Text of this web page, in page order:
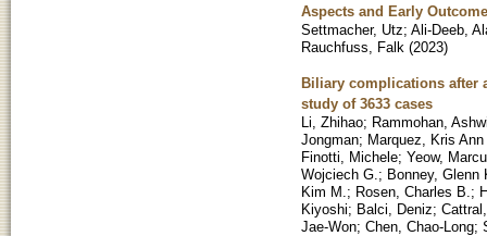
Aspects and Early
Settmacher, Utz; Ali-Deeb,
Rauchfuss, Falk (2023)
Biliary complications after
study of 3633 cases
Li, Zhihao; Rammohan,
Jongman; Marquez, Kris Ann
Finotti, Michele; Yeow,
Wojciech G. ; Bonney, Glenn
Kim M. ; Rosen, Charles B. ;
Kiyoshi; Balci, Deniz;
Jae-Won; Chen, Chao-Long;